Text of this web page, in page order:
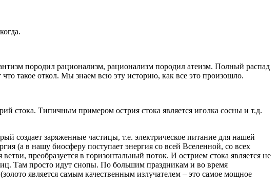
породил рационализм, рационализм породил атеизм. Полный распад
такое откол. Мы знаем всю эту историю, как все это произошло.
стока. Типичным примером острия стока является иголка сосны и т.д.
создает заряженные частицы, т.е. электрическое питание для нашей
(а в нашу биосферу поступает энергия со всей Вселенной, со всех
преобразуется в горизонтальный поток. И острием стока является не
Там просто идут снопы. По большим праздникам и во время
является самым качественным излучателем – это самое мощное